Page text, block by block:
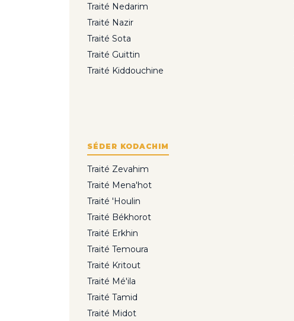
Traité Nedarim
Traité Nazir
Traité Sota
Traité Guittin
Traité Kiddouchine
SÉDER KODACHIM
Traité Zevahim
Traité Mena'hot
Traité 'Houlin
Traité Békhorot
Traité Erkhin
Traité Temoura
Traité Kritout
Traité Mé'ila
Traité Tamid
Traité Midot